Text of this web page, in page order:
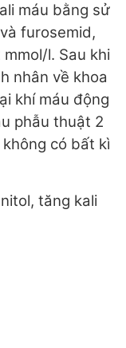
máu bằng sử
furosemid,
l. Sau khi
nhân về khoa
khí máu động
phẫu thuật 2
có bất kì
tăng kali